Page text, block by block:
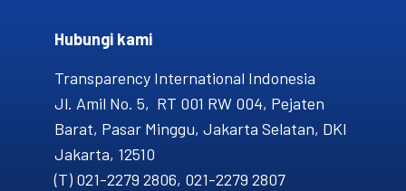
Hubungi kami​
Transparency International Indonesia
Jl. Amil No. 5, RT 001 RW 004, Pejaten
Barat, Pasar Minggu, Jakarta Selatan, DKI
Jakarta, 12510
(T) 021-2279 2806, 021-2279 2807